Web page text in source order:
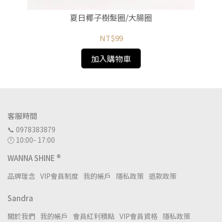
夏日椰子樹髮圈/大腸圈
NT$99
加入購物車
客服時間
📞 0978383879
🕛 10:00- 17:00
WANNA SHINE ®
品牌理念 VIP會員制度 我的帳戶 隱私政策 退款政策
Sandra
關於我們 我的帳戶 會員紅利積點 VIP會員資格 隱私政策